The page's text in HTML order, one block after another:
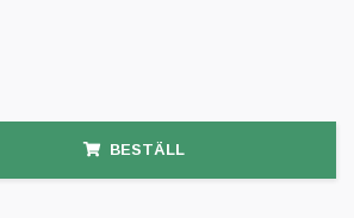
BESTÄLL